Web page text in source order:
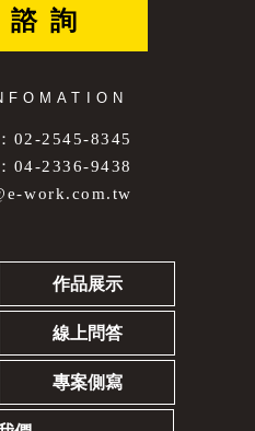
詢
02-2545-8345
04-2336-9438
work.com.tw
作品展示
線上問答
專案側寫